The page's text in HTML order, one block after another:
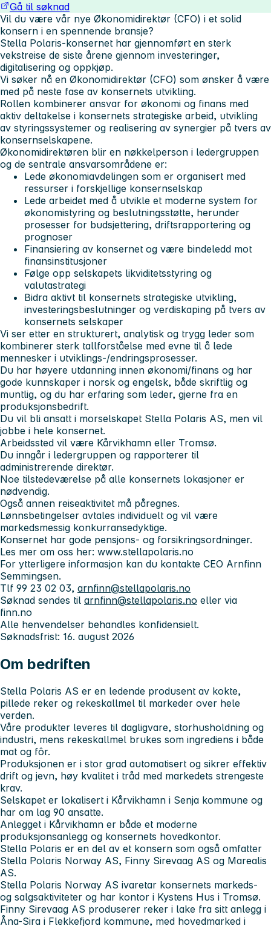
Gå til søknad
Vil du være vår nye Økonomidirektør (CFO) i et solid
konsern i en spennende bransje?
Stella Polaris-konsernet har gjennomført en sterk
vekstreise de siste årene gjennom investeringer,
digitalisering og oppkjøp.
Vi søker nå en Økonomidirektør (CFO) som ønsker å være
med på neste fase av konsernets utvikling.
Rollen kombinerer ansvar for økonomi og finans med
aktiv deltakelse i konsernets strategiske arbeid, utvikling
av styringssystemer og realisering av synergier på tvers av
konsernselskapene.
Økonomidirektøren blir en nøkkelperson i ledergruppen
og de sentrale ansvarsområdene er:
Lede økonomiavdelingen som er organisert med
ressurser i forskjellige konsernselskap
Lede arbeidet med å utvikle et moderne system for
økonomistyring og beslutningsstøtte, herunder
prosesser for budsjettering, driftsrapportering og
prognoser
Finansiering av konsernet og være bindeledd mot
finansinstitusjoner
Følge opp selskapets likviditetsstyring og
valutastrategi
Bidra aktivt til konsernets strategiske utvikling,
investeringsbeslutninger og verdiskaping på tvers av
konsernets selskaper
Vi ser etter en strukturert, analytisk og trygg leder som
kombinerer sterk tallforståelse med evne til å lede
mennesker i utviklings-/endringsprosesser.
Du har høyere utdanning innen økonomi/finans og har
gode kunnskaper i norsk og engelsk, både skriftlig og
muntlig, og du har erfaring som leder, gjerne fra en
produksjonsbedrift.
Du vil bli ansatt i morselskapet Stella Polaris AS, men vil
jobbe i hele konsernet.
Arbeidssted vil være Kårvikhamn eller Tromsø.
Du inngår i ledergruppen og rapporterer til
administrerende direktør.
Noe tilstedeværelse på alle konsernets lokasjoner er
nødvendig.
Også annen reiseaktivitet må påregnes.
Lønnsbetingelser avtales individuelt og vil være
markedsmessig konkurransedyktige.
Konsernet har gode pensjons- og forsikringsordninger.
Les mer om oss her: www.stellapolaris.no
For ytterligere informasjon kan du kontakte CEO Arnfinn
Semmingsen.
Tlf 99 23 02 03, arnfinn@stellapolaris.no
Søknad sendes til arnfinn@stellapolaris.no eller via
finn.no
Alle henvendelser behandles konfidensielt.
Søknadsfrist: 16. august 2026
Om bedriften
Stella Polaris AS er en ledende produsent av kokte,
pillede reker og rekeskallmel til markeder over hele
verden.
Våre produkter leveres til dagligvare, storhusholdning og
industri, mens rekeskallmel brukes som ingrediens i både
mat og fôr.
Produksjonen er i stor grad automatisert og sikrer effektiv
drift og jevn, høy kvalitet i tråd med markedets strengeste
krav.
Selskapet er lokalisert i Kårvikhamn i Senja kommune og
har om lag 90 ansatte.
Anlegget i Kårvikhamn er både et moderne
produksjonsanlegg og konsernets hovedkontor.
Stella Polaris er en del av et konsern som også omfatter
Stella Polaris Norway AS, Finny Sirevaag AS og Marealis
AS.
Stella Polaris Norway AS ivaretar konsernets markeds-
og salgsaktiviteter og har kontor i Kystens Hus i Tromsø.
Finny Sirevaag AS produserer reker i lake fra sitt anlegg i
Åna-Sira i Flekkefjord kommune, med hovedmarked i